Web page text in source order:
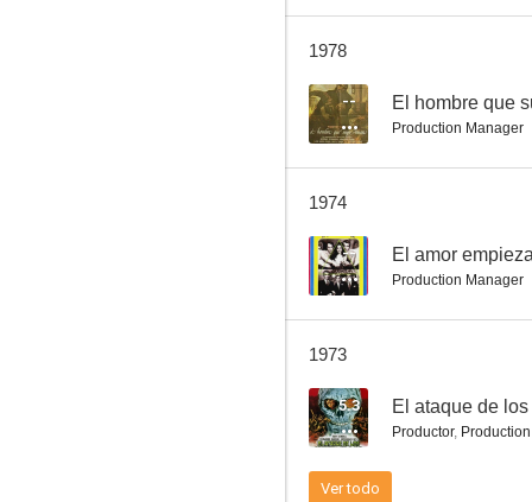
1978
-- El hombre que
Production Manager
1974
-- El amor
Production Manager
1973
5.3 El ataque de
Productor,
Ver todo